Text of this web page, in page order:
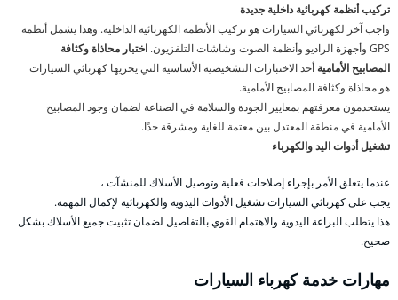
تركيب أنظمة كهربائية داخلية جديدة
واجب آخر لكهربائي السيارات هو تركيب الأنظمة الكهربائية الداخلية. وهذا يشمل أنظمة
GPS وأجهزة الراديو وأنظمة الصوت وشاشات التلفزيون.
اختبار محاذاة وكثافة
المصابيح الأمامية أحد الاختبارات التشخيصية الأساسية التي يجريها كهربائي السيارات
هو محاذاة وكثافة المصابيح الأمامية.
يستخدمون معرفتهم بمعايير الجودة والسلامة في الصناعة لضمان وجود المصابيح
الأمامية في منطقة المعتدل بين معتمة للغاية ومشرقة جدًا.
تشغيل أدوات اليد والكهرباء
عندما يتعلق الأمر بإجراء إصلاحات فعلية وتوصيل الأسلاك للمنشآت ،
يجب على كهربائي السيارات تشغيل الأدوات اليدوية والكهربائية لإكمال المهمة.
هذا يتطلب البراعة اليدوية والاهتمام القوي بالتفاصيل لضمان تثبيت جميع الأسلاك بشكل
صحيح.
مهارات خدمة كهرباء السيارات